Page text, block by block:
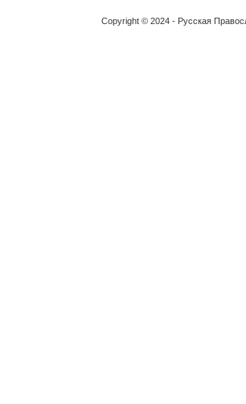
Copyright © 2024 - Русская